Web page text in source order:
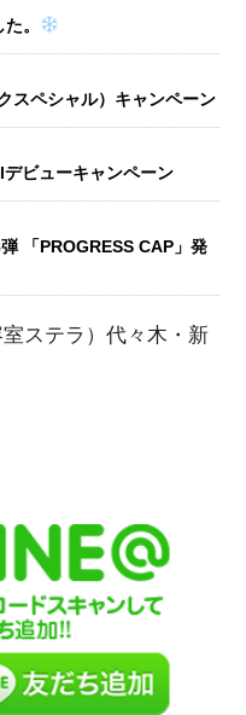
。
スペシャル）キャンペーン
ビューキャンペーン
「PROGRESS CAP」発
ステラ）代々木・新